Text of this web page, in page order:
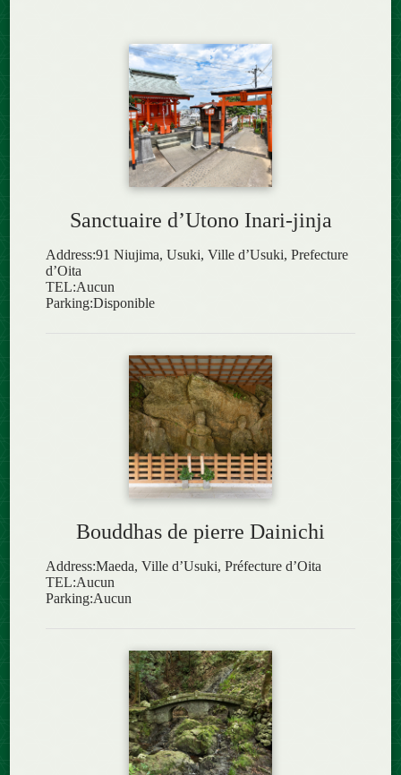
Sanctuaire d’Utono Inari-jinja
Address:91 Niujima, Usuki, Ville d’Usuki, Prefecture
d’Oita
TEL:Aucun
Parking:Disponible
Bouddhas de pierre Dainichi
Address:Maeda, Ville d’Usuki, Préfecture d’Oita
TEL:Aucun
Parking:Aucun